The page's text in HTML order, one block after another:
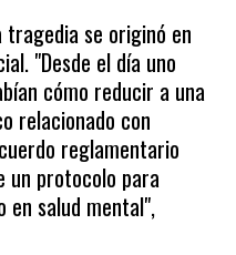
tragedia se originó en
"Desde el día uno
cómo reducir a una
relacionado con
reglamentario
un protocolo para
en salud mental",